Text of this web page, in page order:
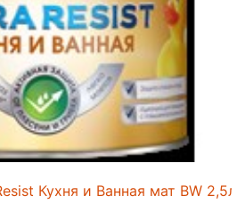
Кухня и Ванная мат BW 2,5л